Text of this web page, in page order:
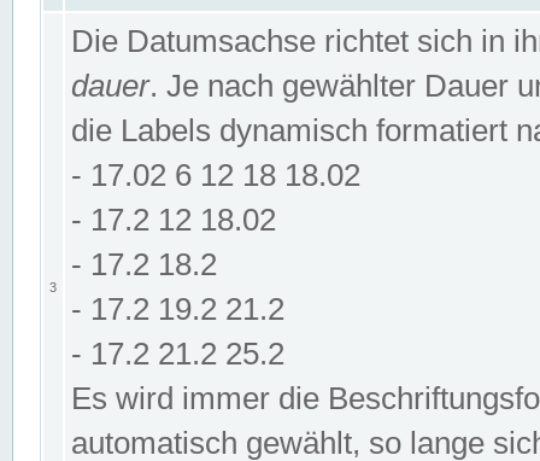
3
Die Datumsachse richtet sich in
dauer. Je nach gewählter Dauer
die Labels dynamisch formatiert
- 17.02 6 12 18 18.02
- 17.2 12 18.02
- 17.2 18.2
- 17.2 19.2 21.2
- 17.2 21.2 25.2
Es wird immer die
automatisch gewählt, so lange